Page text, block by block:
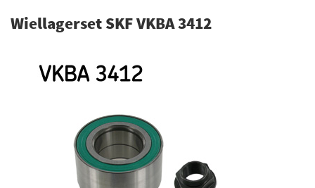
Wiellagerset SKF VKBA 3412